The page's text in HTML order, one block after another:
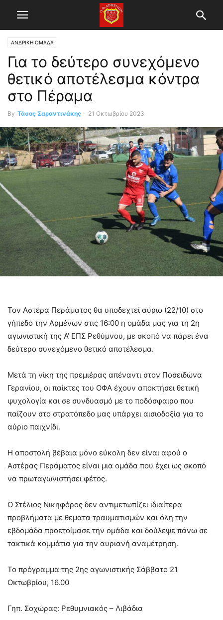
ΑΝΔΡΙΚΗ ΟΜΑΔΑ
Για το δεύτερο συνεχόμενο
θετικό αποτέλεσμα κόντρα
στο Πέραμα
By Τάσος Σαραντινάκης - 21 Οκτωβρίου 2023
Τον Αστέρα Περάματος θα υποδεχτεί αύριο (22/10) στο
γήπεδο την Αρμένων στις 16:00 η ομάδα μας για τη 2η
αγωνιστική της Α’ ΕΠΣ Ρεθύμνου, με σκοπό να πάρει ένα
δεύτερο συνεχόμενο θετικό αποτέλεσμα.
Μετά τη νίκη της πρεμιέρας απέναντι στον Ποσειδώνα
Γερανίου, οι παίκτες του ΟΦΑ έχουν αποκτήσει θετική
ψυχολογία και σε συνδυασμό με το ποδόσφαιρο που
παίζουν στο στρατόπεδο μας υπάρχει αισιοδοξία για το
αύριο παιχνίδι.
Η αποστολή βέβαια μόνο εύκολη δεν είναι αφού ο
Αστέρας Περάματος είναι μια ομάδα που έχει ως σκοπό
να πρωταγωνιστήσει φέτος.
Ο Στέλιος Νικηφόρος δεν αντιμετωπίζει ιδιαίτερα
προβλήματα με θεματα τραυματισμών και όλη την
εβδομάδα προετοίμασε την ομάδα και δούλεψε πάνω σε
τακτικά κομμάτια για την αυριανή αναμέτρηση.
Το πρόγραμμα της 2ης αγωνιστικής Σάββατο 21
Οκτωβρίου, 16.00
Γηπ. Σοχώρας: Ρεθυμνιακός – Λιβάδια